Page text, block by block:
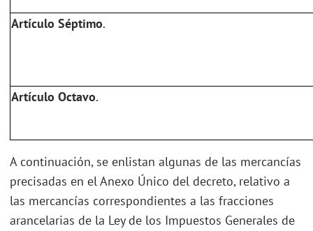
Artículo Séptimo.
Artículo Octavo.
A continuación, se enlistan algunas de las mercancías
precisadas en el Anexo Único del decreto, relativo a
las mercancías correspondientes a las fracciones
arancelarias de la Ley de los Impuestos Generales de